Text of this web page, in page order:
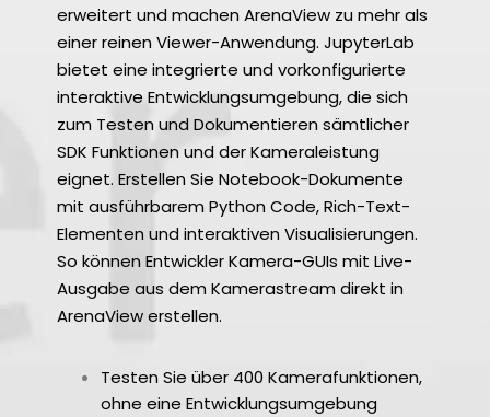
erweitert und machen ArenaView zu mehr als
einer reinen Viewer-Anwendung. JupyterLab
bietet eine integrierte und vorkonfigurierte
interaktive Entwicklungsumgebung, die sich
zum Testen und Dokumentieren sämtlicher
SDK Funktionen und der Kameraleistung
eignet. Erstellen Sie Notebook-Dokumente
mit ausführbarem Python Code, Rich-Text-
Elementen und interaktiven Visualisierungen.
So können Entwickler Kamera-GUIs mit Live-
Ausgabe aus dem Kamerastream direkt in
ArenaView erstellen.
Testen Sie über 400 Kamerafunktionen,
ohne eine Entwicklungsumgebung